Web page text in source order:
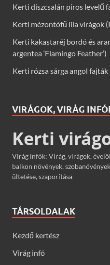
Kerti díszcsalán piros levelű
Kerti mézontófű lila virágok
Kerti kakastaréj bordó és
argentea ‘Flamingo Feather’)
Kerti rózsa sárga angol fajták
VIRÁGOK, VIRÁG
Kerti
Virág infók: Virág, virágok,
balkon növények,
ültetése, szaporítása
TÁRSOLDALAK
Kezdő kertész
Virág infó